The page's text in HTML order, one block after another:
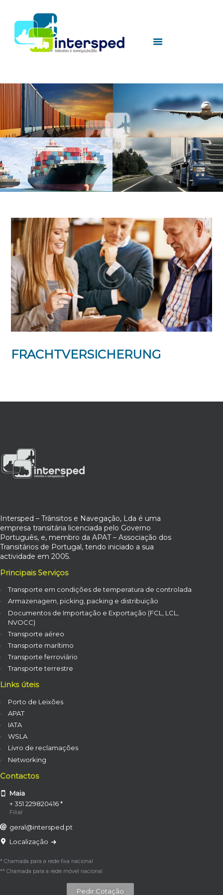
HOME
SERVIÇOS
UTILIDADES
CONTACTOS
FRACHTVERSICHERUNG
Intersped – Trânsitos e Navegação, Lda é uma
empresa transitária licenciada pelo Governo
Português, e, membro da APAT – Associação dos
Transitários de Portugal, tendo iniciado a sua
actividade em 2005.
Principais Serviços
Transporte em condições de temperatura de controlada
Armazenagem, picking, packing e distribuição
Documentos de Importação e Exportação (FCL, LCL,
NVOCC)
Transporte aéreo
Transporte marítimo
Transporte ferroviário
Transporte terrestre
Links úteis
Porto de Leixões
APAT
IATA
WSLA
Livro de reclamações
Networking
Contactos
Maia
+ 351 229820416 *
Filial
geral@intersped.pt
Localização
* Chamada para a rede fixa nacional
** Chamada para a rede móvel nacional
Pedir Cotação